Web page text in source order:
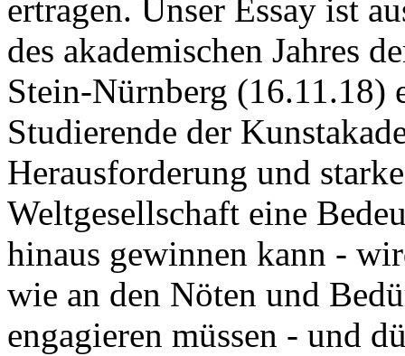
ertragen. Unser Essay ist
des akademischen Jahres
Stein-Nürnberg (16.11.18)
Studierende der
Herausforderung und
Weltgesellschaft eine
hinaus gewinnen kann -
wie an den Nöten und
engagieren müssen - und